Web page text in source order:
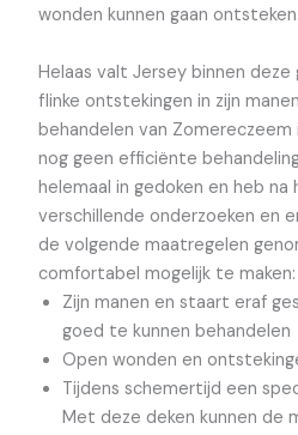
wonden kunnen gaan ontsteken.
Helaas valt Jersey binnen
flinke ontstekingen in zijn
behandelen van Zomereczeem
nog geen efficiënte
helemaal in gedoken en heb na
verschillende onderzoeken en
de volgende maatregelen
comfortabel mogelijk te maken:
Zijn manen en staart eraf
goed te kunnen behandelen
Open wonden en
Tijdens schemertijd een
Met deze deken kunnen de